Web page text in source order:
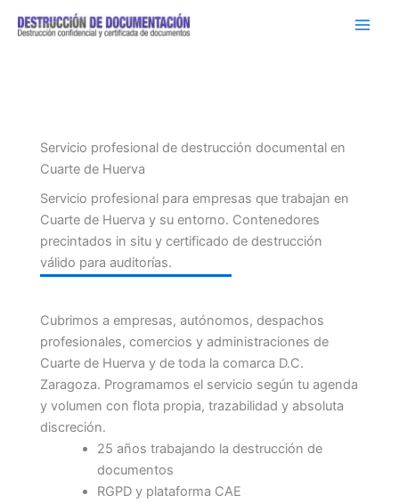
Servicio profesional de destrucción documental en
Cuarte de Huerva
Servicio profesional para empresas que trabajan en
Cuarte de Huerva y su entorno. Contenedores
precintados in situ y certificado de destrucción
válido para auditorías.
Cubrimos a empresas, autónomos, despachos
profesionales, comercios y administraciones de
Cuarte de Huerva y de toda la comarca D.C.
Zaragoza. Programamos el servicio según tu agenda
y volumen con flota propia, trazabilidad y absoluta
discreción.
25 años trabajando la destrucción de
documentos
RGPD y plataforma CAE